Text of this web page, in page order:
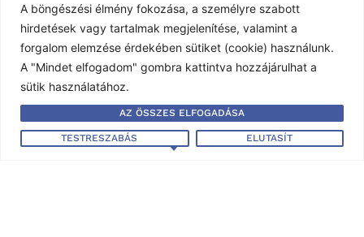
A böngészési élmény fokozása, a személyre szabott
hirdetések vagy tartalmak megjelenítése, valamint a
forgalom elemzése érdekében sütiket (cookie) használunk.
A "Mindet elfogadom" gombra kattintva hozzájárulhat a
sütik használatához.
TESTRESZABÁS ELUTASÍT
AZ ÖSSZES ELFOGADÁSA
BIPAR
AIDA Magyar Nemzeti Szekció
KÖZÉRDEKŰ ADATOK
Éves beszámoló - 2024
Éves beszámoló - 2023
Éves beszámoló - 2022